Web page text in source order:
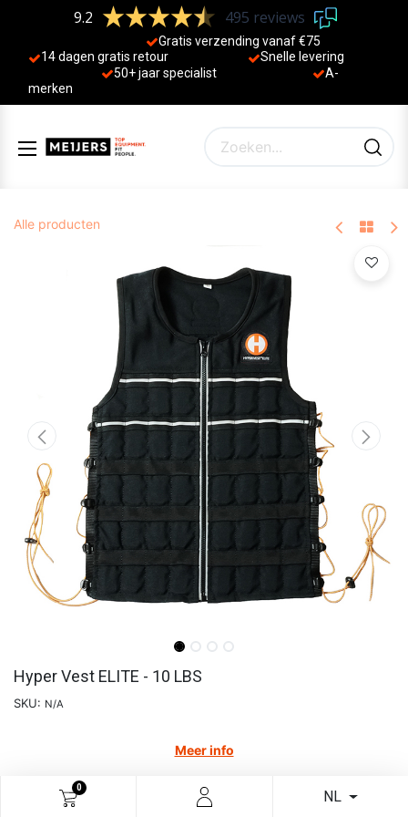
0
NL
9.2 495 reviews
Gratis verzending vanaf €75
14 dagen gratis retour
Sne lle levering
50+ jaar specialist
A-
merken
Alle producten
Hyper Vest ELITE - 10 LBS
SKU: N/A
Meer info
235,95